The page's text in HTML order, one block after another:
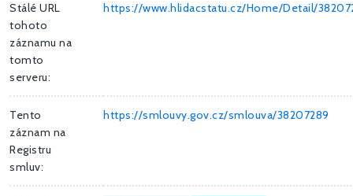
Stálé URL
tohoto
záznamu na
tomto
serveru:
https://www.hlidacstatu.cz/Home/Detail/
Tento
záznam na
Registru
smluv:
https://smlouvy.gov.cz/smlouva/38207289